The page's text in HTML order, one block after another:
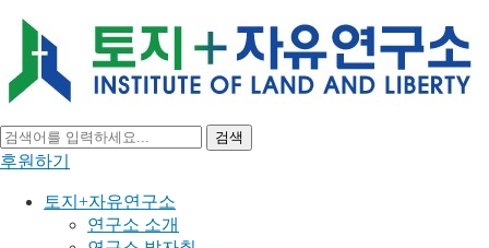
검색
후원하기
토지+자유연구소
연구소 소개